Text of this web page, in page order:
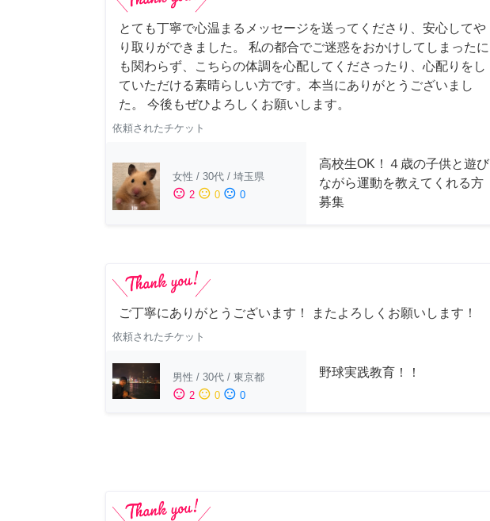
とても丁寧で心温まるメッセージを送ってくださり、安心してや
り取りができました。 私の都合でご迷惑をおかけしてしまったに
も関わらず、こちらの体調を心配してくださったり、心配りをし
ていただける素晴らしい方です。本当にありがとうございまし
た。 今後もぜひよろしくお願いします。
依頼されたチケット
女性 / 30代 / 埼玉県
sentiment_satisfied 2 sentiment_neutral 0 sentiment_dissatisfied 0
高校生OK！４歳の子供と遊び
ながら運動を教えてくれる方
募集
ご丁寧にありがとうございます！ またよろしくお願いします！
依頼されたチケット
男性 / 30代 / 東京都
sentiment_satisfied 2 sentiment_neutral 0 sentiment_dissatisfied 0
野球実践教育！！